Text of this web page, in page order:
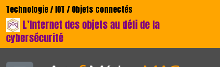
Technologie / IOT / Objets connectés
L’Internet des objets au défi de la
cybersécurité